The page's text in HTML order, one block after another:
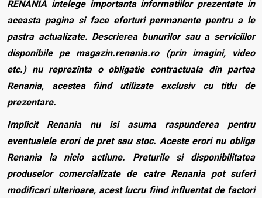
RENANIA intelege importanta informatiilor prezentate in
aceasta pagina si face eforturi permanente pentru a le
pastra actualizate. Descrierea bunurilor sau a serviciilor
disponibile pe magazin.renania.ro (prin imagini, video
etc.) nu reprezinta o obligatie contractuala din partea
Renania, acestea fiind utilizate exclusiv cu titlu de
prezentare.
Implicit Renania nu isi asuma raspunderea pentru
eventualele erori de pret sau stoc. Aceste erori nu obliga
Renania la nicio actiune. Preturile si disponibilitatea
produselor comercializate de catre Renania pot suferi
modificari ulterioare, acest lucru fiind influentat de factori